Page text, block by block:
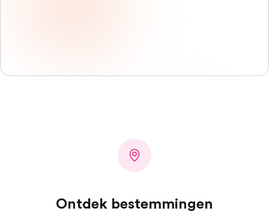
Ontdek bestemmingen